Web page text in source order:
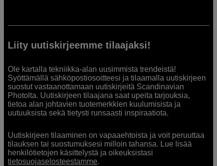
Liity uutiskirjeemme tilaajaksi!
Ole kartalla tekniikka-alan uusimmista trendeistä!
Syöttämällä sähköpostiosoitteesi ja tilaamalla uutiskirjeen
suostut vastaanottamaan uutiskirjeitä Scandinavian
Photolta. Uutiskirjeen tilaajana saat upeita tarjouksia,
tietoa alan johtavien tuotemerkkien kuulumisista ja
uutuuksista sekä tietysti runsaasti inspiraatiota.
Uutiskirjeen tilaaminen on vapaaehtoista ja voit peruuttaa
tilauksen tai suostumuksesi milloin tahansa. Lue lisää
henkilötietojen käsittelystä ja oikeuksistasi
tietosuojaselosteestamme.